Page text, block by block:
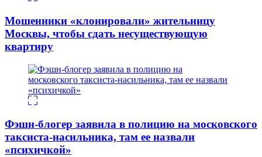
Мошенники «клонировали» жительницу
Москвы, чтобы сдать несуществующую
квартиру
Фэшн-блогер заявила в полицию на московского
таксиста-насильника, там ее назвали
«психичкой»